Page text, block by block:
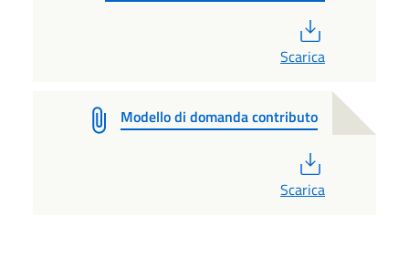
Scarica
Modello di domanda contributo
Scarica